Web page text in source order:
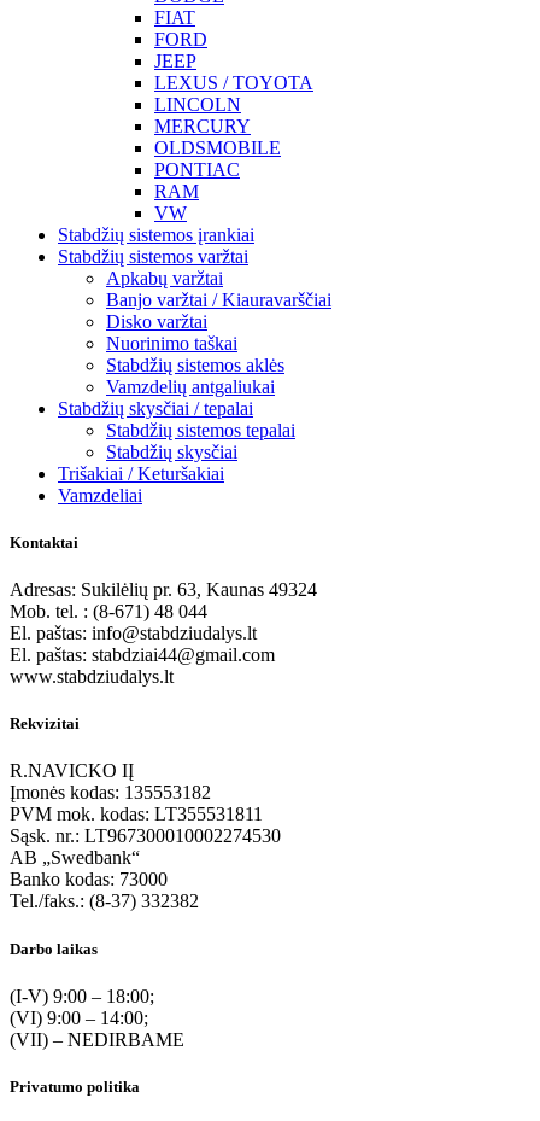
FIAT
FORD
JEEP
LEXUS / TOYOTA
LINCOLN
MERCURY
OLDSMOBILE
PONTIAC
RAM
VW
Stabdžių sistemos įrankiai
Stabdžių sistemos varžtai
Apkabų varžtai
Banjo varžtai / Kiauravarščiai
Disko varžtai
Nuorinimo taškai
Stabdžių sistemos aklės
Vamzdelių antgaliukai
Stabdžių skysčiai / tepalai
Stabdžių sistemos tepalai
Stabdžių skysčiai
Trišakiai / Keturšakiai
Vamzdeliai
Kontaktai
Adresas: Sukilėlių pr. 63, Kaunas 49324
Mob. tel. : (8-671) 48 044
El. paštas: info@stabdziudalys.lt
El. paštas: stabdziai44@gmail.com
www.stabdziudalys.lt
Rekvizitai
R.NAVICKO IĮ
Įmonės kodas: 135553182
PVM mok. kodas: LT355531811
Sąsk. nr.: LT967300010002274530
AB „Swedbank“
Banko kodas: 73000
Tel./faks.: (8-37) 332382
Darbo laikas
(I-V) 9:00 – 18:00;
(VI) 9:00 – 14:00;
(VII) – NEDIRBAME
Privatumo politika